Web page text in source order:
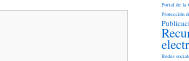
Portal de la
Protección
Redes